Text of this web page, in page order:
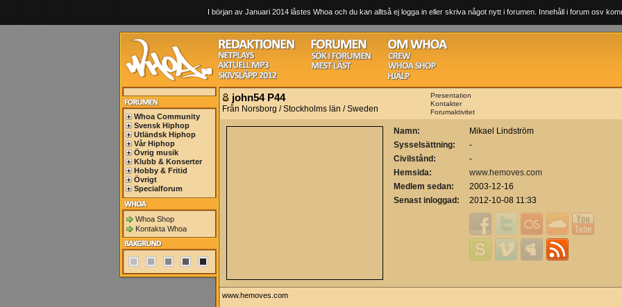
I början av Januari 2014 låstes Whoa och du kan alltså ej logga in eller skriva något nytt i forumen. Innehåll i forum osv
Whoa Community
Svensk Hiphop
Utländsk Hiphop
Vår Hiphop
Övrig musik
Klubb & Konserter
Hobby & Fritid
Övrigt
Specialforum
Whoa Shop
Kontakta Whoa
john54 P44
Från Norsborg / Stockholms län / Sweden
Presentation
Kontakter
Forumaktivitet
Namn:
Mikael Lindström
Sysselsättning:
-
Civilstånd:
-
Hemsida:
www.hemoves.com
Medlem sedan:
2003-12-16
Senast inloggad:
2012-10-08 11:33
www.hemoves.com